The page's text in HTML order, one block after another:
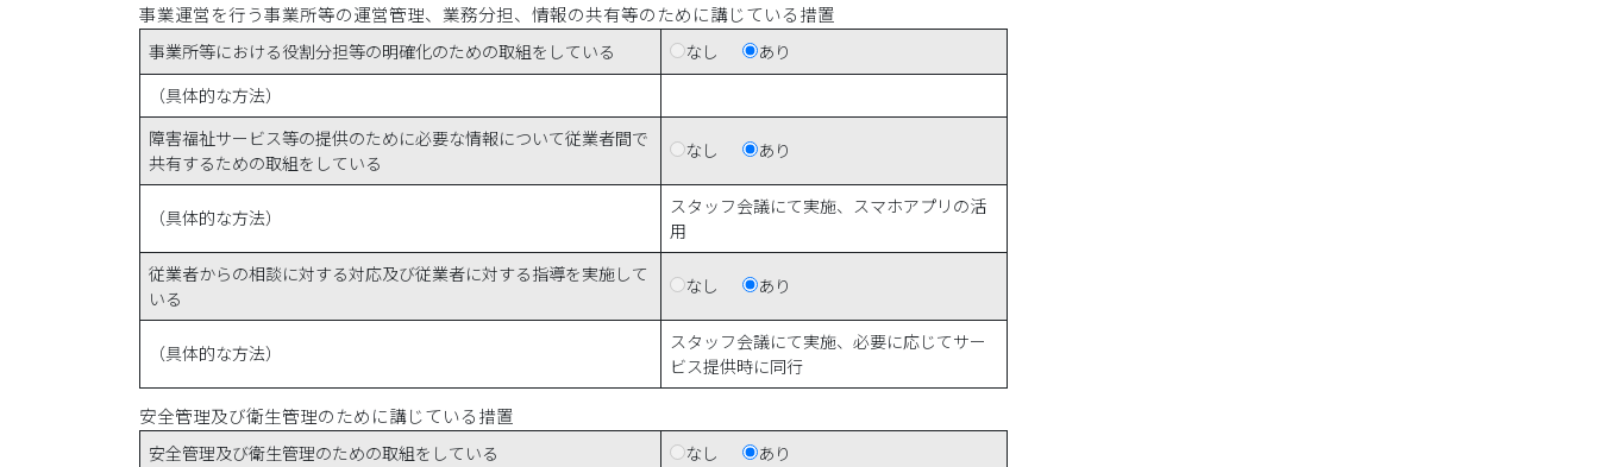
事業運営を行う事業所等の運営管理、業務分担、情報の共有等のために講じている措置
事業所等における役割分担等の明確化のための取組をしている なし
あり
（具体的な方法）
障害福祉サービス等の提供のために必要な情報について従業者間で
共有するための取組をしている
なし あり
（具体的な方法）
スタッフ会議にて実施、スマホアプリの活
用
従業者からの相談に対する対応及び従業者に対する指導を実施して
いる
なし あり
（具体的な方法）
スタッフ会議にて実施、必要に応じてサー
ビス提供時に同行
安全管理及び衛生管理のために講じている措置
安全管理及び衛生管理のための取組をしている なし
あり